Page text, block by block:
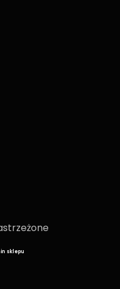
sklepu